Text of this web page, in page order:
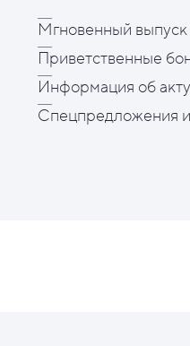
Мгновенный
Приветственные
Информация об
Спецпредложения